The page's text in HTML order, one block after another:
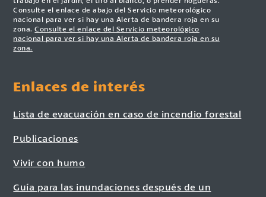
Consulte el enlace de abajo del Servicio meteorológico
nacional para ver si hay una Alerta de bandera roja en su
zona.Consulte el enlace del Servicio meteorológico
nacional para ver si hay una Alerta de bandera roja en su
zona.
Enlaces de interés
Lista de evacuación en caso de incendio forestal
Publicaciones
Vivir con humo
Guía para las inundaciones después de un